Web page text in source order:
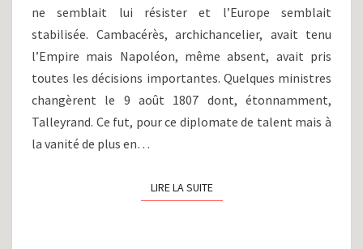
L’ESPAGNE
(1807-
1808)
ne semblait lui résister et l’Europe semblait
stabilisée. Cambacérès, archichancelier, avait tenu
l’Empire mais Napoléon, même absent, avait pris
toutes les décisions importantes. Quelques ministres
changèrent le 9 août 1807 dont, étonnamment,
Talleyrand. Ce fut, pour ce diplomate de talent mais à
la vanité de plus en…
LIRE LA SUITELIRE LA SUITE